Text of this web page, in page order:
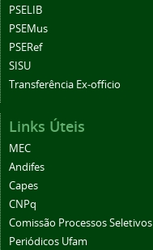
PSELIB
PSEMus
PSERef
SISU
Transferência Ex-officio
Links Úteis
MEC
Andifes
Capes
CNPq
Comissão Processos Seletivos
Periódicos Ufam